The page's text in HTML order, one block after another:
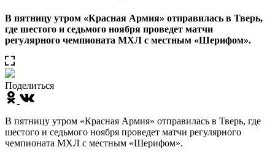
В пятницу утром «Красная Армия» отправилась в Тверь,
где шестого и седьмого ноября проведет матчи
регулярного чемпионата МХЛ с местным «Шерифом».
Поделиться
В пятницу утром «Красная Армия» отправилась в Тверь, где
шестого и седьмого ноября проведет матчи регулярного
чемпионата МХЛ с местным «Шерифом».